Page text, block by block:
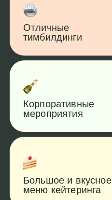
Отличные
тимбилдинги
Корпоративные
мероприятия
Большое и вкусное
меню кейтеринга